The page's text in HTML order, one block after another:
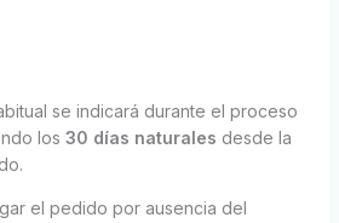
se indicará durante el proceso
los 30 días naturales desde la
el pedido por ausencia del